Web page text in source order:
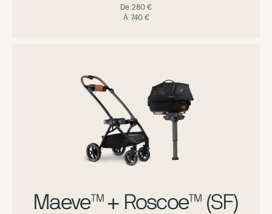
De 280 €
À 740 €
Maeve™ + Roscoe™ (SF)